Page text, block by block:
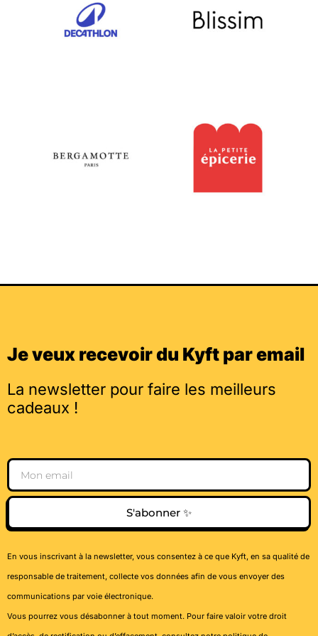
Je veux recevoir du Kyft par email
La newsletter pour faire les meilleurs
cadeaux !
Email
S'abonner ✨
En vous inscrivant à la newsletter, vous consentez à ce que Kyft, en sa qualité de
responsable de traitement, collecte vos données afin de vous envoyer des
communications par voie électronique.
Vous pourrez vous désabonner à tout moment. Pour faire valoir votre droit